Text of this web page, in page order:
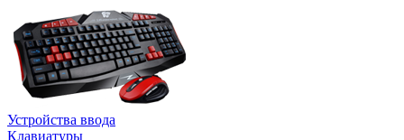
Устройства ввода
Клавиатуры